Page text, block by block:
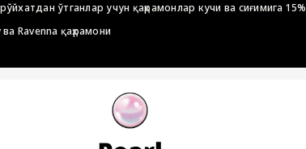
ўтганлар учун қаҳрамонлар кучи ва сиғимига 15%
Ravenna қаҳрамони